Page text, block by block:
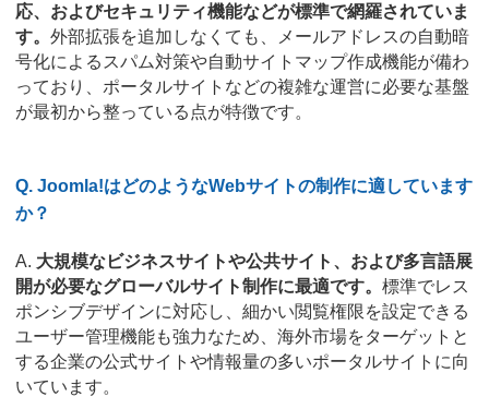
応、およびセキュリティ機能などが標準で網羅されていま
す。 外部拡張を追加しなくても、メールアドレスの自動暗
号化によるスパム対策や自動サイトマップ作成機能が備わ
っており、ポータルサイトなどの複雑な運営に必要な基盤
が最初から整っている点が特徴です。
Q. Joomla!はどのようなWebサイトの制作に適しています
か？
A. 大規模なビジネスサイトや公共サイト、および多言語展
開が必要なグローバルサイト制作に最適です。 標準でレス
ポンシブデザインに対応し、細かい閲覧権限を設定できる
ユーザー管理機能も強力なため、海外市場をターゲットと
する企業の公式サイトや情報量の多いポータルサイトに向
いています。